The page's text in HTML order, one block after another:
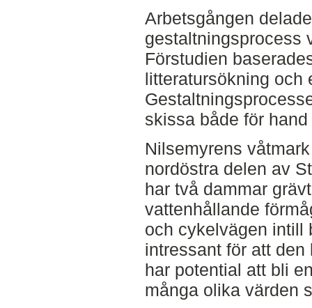
Arbetsgången
gestaltningsprocess
Förstudien
litteratursökning och
skissa både för
Nilsemyrens
nordöstra delen av
har två dammar
vattenhållande
och cykelvägen intill
intressant för att
har potential att bli
många olika värden